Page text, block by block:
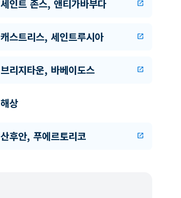
세인트 존스, 앤티가바부다 open_in_new
캐스트리스, 세인트루시아 open_in_new
브리지타운, 바베이도스 open_in_new
해상
산후안, 푸에르토리코 open_in_new